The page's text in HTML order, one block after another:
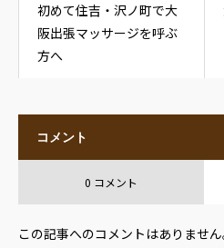
初めて住吉・沢ノ町で大
阪出張マッサージを呼ぶ
方へ
コメント
0 コメント
この記事へのコメントはありません